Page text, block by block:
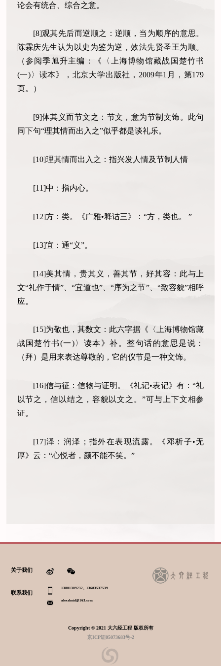
论会有统合、综合之意。
[8]观其先后而逆顺之：逆顺，当为顺序的意思。
陈霖庆先生认为以史为鉴为逆，效法先贤圣王为顺。
（参阅季旭升主编：《〈上海博物馆藏战国楚竹书
(一)〉读本》，北京大学出版社，2009年1月，第179
页。）
[9]体其义而节文之：节文，意为节制文饰。此句
同下句“理其情而出入之”似乎都是谈礼乐。
[10]理其情而出入之：指兴发人情及节制人情
[11]中：指内心。
[12]方：类。《广雅•释诂三》：“方，类也。 ”
[13]宜：通“义”。
[14]美其情，贵其义，善其节，好其容：此与上
文“礼作于情”、“宜道也”、“序为之节”、“致容貌”相呼
应。
[15]为敬也，其数文：此六字据《〈上海博物馆藏
战国楚竹书(一)〉读本》补。整句话的意思是说：
（拜）是用来表达尊敬的，它的仪节是一种文饰。
[16]信与征：信物与证明。《礼记•表记》有：“礼
以节之，信以结之，容貌以文之。”可与上下文相参
证。
[17]泽：润泽；指外在表现流露。《邓析子•无
厚》云：“心悦者，颜不能不笑。”
关于我们
联系我们
13801309232、13683537539
alexzhaid@163.com
Copyright © 2021 大六经工程 版权所有
京ICP证05073683号-2